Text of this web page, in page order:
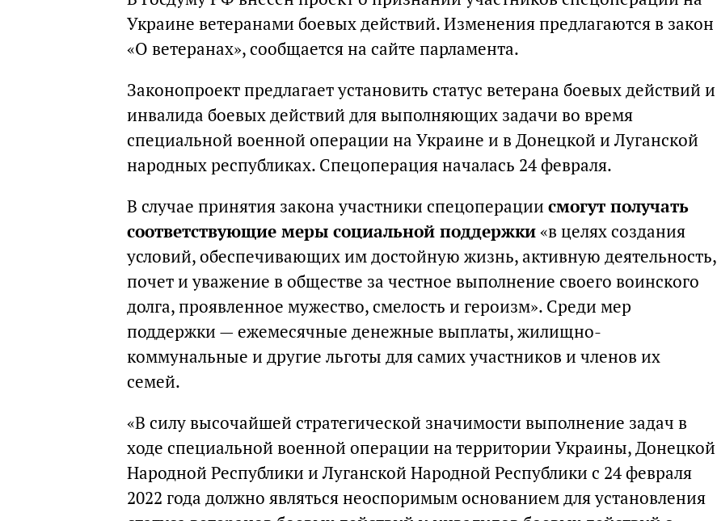
Украине ветеранами боевых действий. Изменения предлагаются в закон
«О ветеранах», сообщается на сайте парламента.
Законопроект предлагает установить статус ветерана боевых действий и
инвалида боевых действий для выполняющих задачи во время
специальной военной операции на Украине и в Донецкой и Луганской
народных республиках. Спецоперация началась 24 февраля.
В случае принятия закона участники спецоперации смогут получать
соответствующие меры социальной поддержки«в целях создания
условий, обеспечивающих им достойную жизнь, активную деятельность,
почет и уважение в обществе за честное выполнение своего воинского
долга, проявленное мужество, смелость и героизм». Среди мер
поддержки — ежемесячные денежные выплаты, жилищно-
коммунальные и другие льготы для самих участников и членов их
семей.
«В силу высочайшей стратегической значимости выполнение задач в
ходе специальной военной операции на территории Украины, Донецкой
Народной Республики и Луганской Народной Республики с 24 февраля
2022 года должно являться неоспоримым основанием для установления